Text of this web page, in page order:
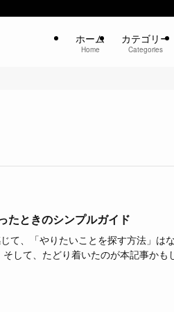
ホーム
Home
カテゴリー
Categories
たときのシンプルガイド
て、「やりたいことを探す方法」は
して、たどり着いたのが本記事かも